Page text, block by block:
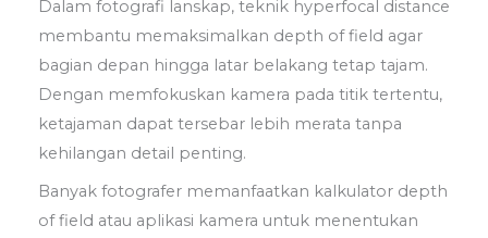
Dalam fotografi lanskap, teknik hyperfocal distance
membantu memaksimalkan depth of field agar
bagian depan hingga latar belakang tetap tajam.
Dengan memfokuskan kamera pada titik tertentu,
ketajaman dapat tersebar lebih merata tanpa
kehilangan detail penting.
Banyak fotografer memanfaatkan kalkulator depth
of field atau aplikasi kamera untuk menentukan